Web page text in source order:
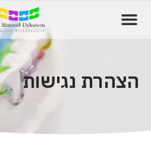
הצהרת נגישות